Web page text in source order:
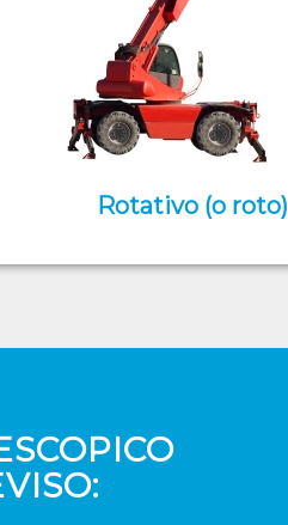
Rotativo (o roto)